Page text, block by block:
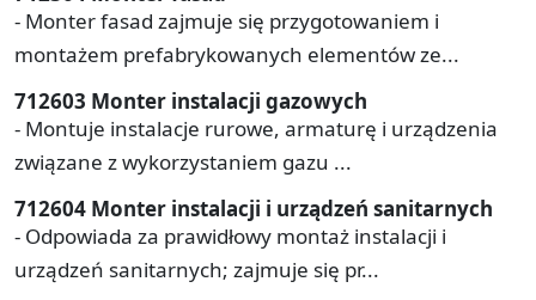
- Monter fasad zajmuje się przygotowaniem i
montażem prefabrykowanych elementów ze...
712603 Monter instalacji gazowych
- Montuje instalacje rurowe, armaturę i urządzenia
związane z wykorzystaniem gazu ...
712604 Monter instalacji i urządzeń sanitarnych
- Odpowiada za prawidłowy montaż instalacji i
urządzeń sanitarnych; zajmuje się pr...